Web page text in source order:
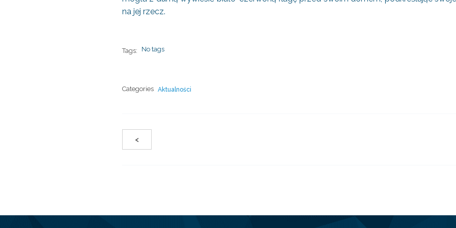
na jej rzecz.
Tags: No tags
Categories Aktualności
<